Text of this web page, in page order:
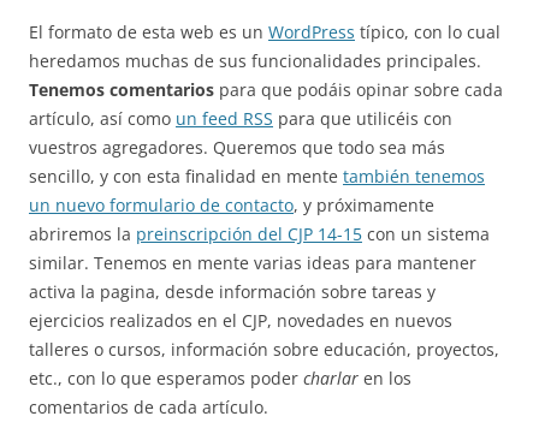
El formato de esta web es un WordPress típico, con lo cual
heredamos muchas de sus funcionalidades principales.
Tenemos comentarios para que podáis opinar sobre cada
artículo, así como un feed RSS para que utilicéis con
vuestros agregadores. Queremos que todo sea más
sencillo, y con esta finalidad en mente también tenemos
un nuevo formulario de contacto, y próximamente
abriremos la preinscripción del CJP 14-15 con un sistema
similar. Tenemos en mente varias ideas para mantener
activa la pagina, desde información sobre tareas y
ejercicios realizados en el CJP, novedades en nuevos
talleres o cursos, información sobre educación, proyectos,
etc., con lo que esperamos poder charlar en los
comentarios de cada artículo.